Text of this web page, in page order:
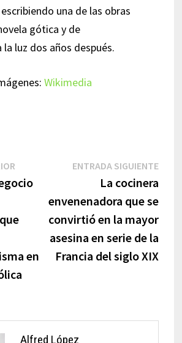
una de las obras
gótica y de
luz dos años después.
Wikimedia
Entrada
anterior:
en
ENTRADA SIGUIENTE
La cocinera
envenenadora que se
convirtió en la mayor
asesina en serie de la
Francia del siglo XIX
Alfred López